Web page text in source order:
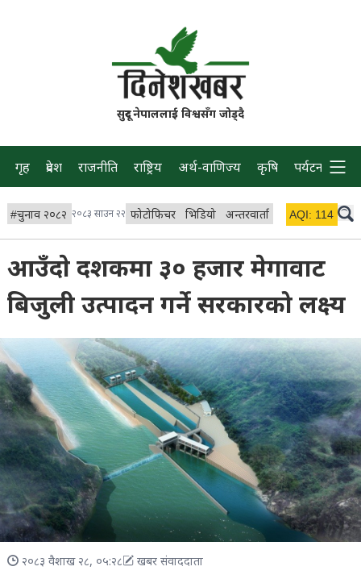
सुदूर नेपाललाई विश्वसँग जोड्दै
गृह प्रदेश राजनीति राष्ट्रिय अर्थ-वाणिज्य कृषि पर्यटन प्रवास
#चुनाव २०८२ २०८३ साउन २२ फोटोफिचर भिडियो अन्तरवार्ता विचार/ब्लग
AQI: 114
आउँदाे दशकमा ३० हजार मेगावाट
बिजुली उत्पादन गर्ने सरकारको लक्ष्य
२०८३ वैशाख २८, ०५:२८ खबर संवाददाता